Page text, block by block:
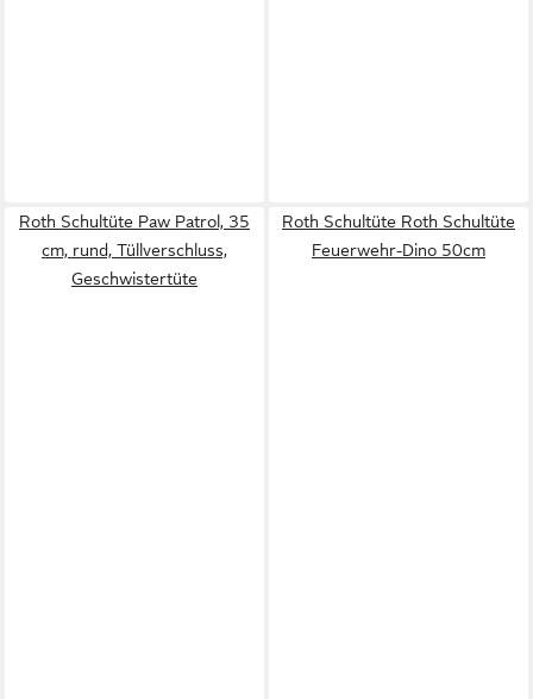
Roth Schultüte Paw Patrol, 35
cm, rund, Tüllverschluss,
Geschwistertüte
Roth Schultüte Roth Schultüte
Feuerwehr-Dino 50cm